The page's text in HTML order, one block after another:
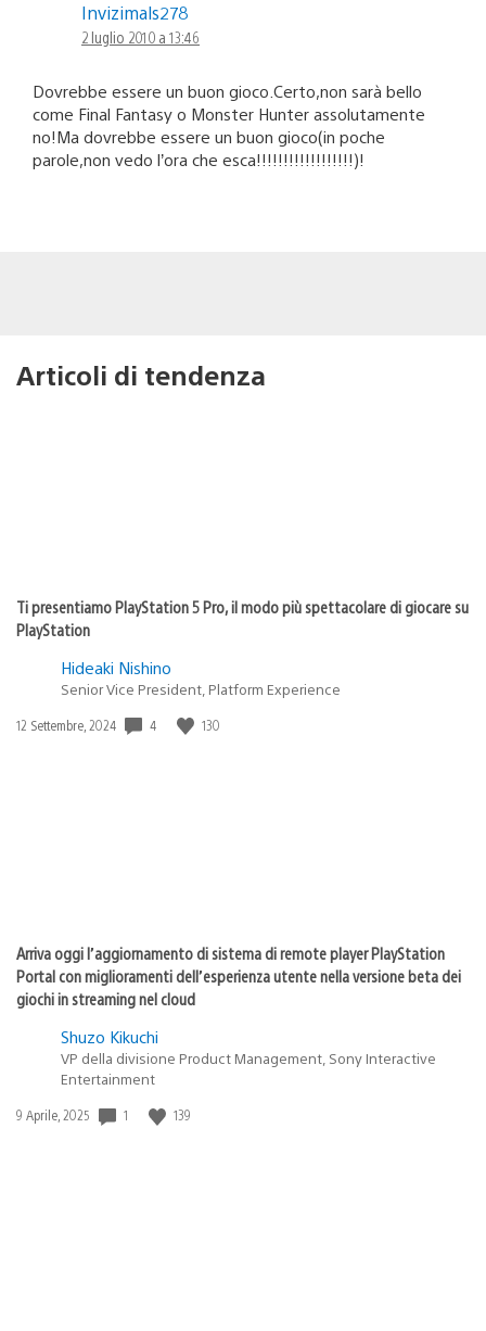
Invizimals278
2 luglio 2010 a 13:46
Dovrebbe essere un buon gioco.Certo,non sarà bello
come Final Fantasy o Monster Hunter assolutamente
no!Ma dovrebbe essere un buon gioco(in poche
parole,non vedo l’ora che esca!!!!!!!!!!!!!!!!!!)!
Articoli di tendenza
Ti presentiamo PlayStation 5 Pro, il modo più spettacolare di giocare su
PlayStation
Hideaki Nishino
Senior Vice President, Platform Experience
Data
12 Settembre, 2024 4 130
Arriva oggi l’aggiornamento di sistema di remote player PlayStation
Portal con miglioramenti dell’esperienza utente nella versione beta dei
giochi in streaming nel cloud
Shuzo Kikuchi
VP della divisione Product Management, Sony Interactive
Entertainment
Data
9 Aprile, 2025 1 139